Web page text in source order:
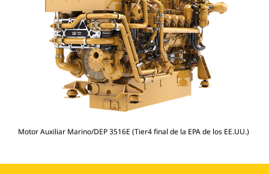
Motor Auxiliar Marino/DEP 3516E (Tier4 final de la EPA de los EE.UU.)